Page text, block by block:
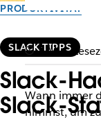
PRODUKTIVITÄT
SLACK-TIPPS
Slack-
Slack-
3 Min.
Wann immer
nimmst, um